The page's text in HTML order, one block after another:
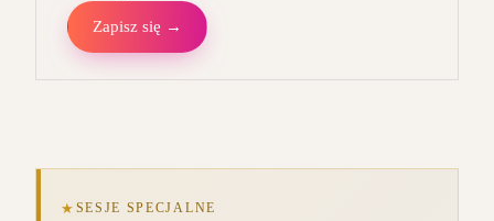
Zapisz się →
★ SESJE SPECJALNE